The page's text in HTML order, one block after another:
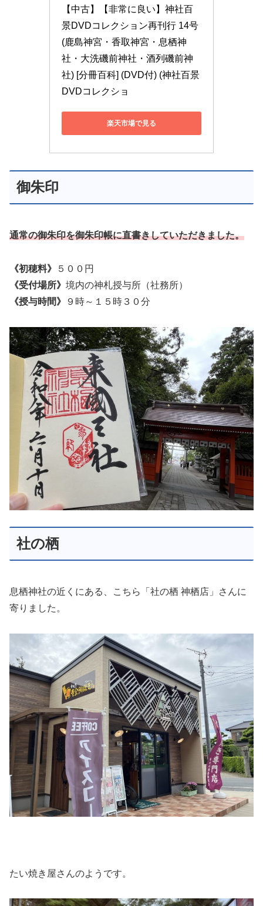
【中古】【非常に良い】神社百
景DVDコレクション再刊行 14号
(鹿島神宮・香取神宮・息栖神
社・大洗磯前神社・酒列磯前神
社) [分冊百科] (DVD付) (神社百景
DVDコレクショ
楽天市場で見る
御朱印
通常の御朱印を御朱印帳に直書きしていただきました。
《初穂料》
５００円
《受付場所》 境内の神札授与所（社務所）
《授与時間》
９時～１５時３０分
社の栖
息栖神社の近くにある、こちら「社の栖 神栖店」さんに
寄りました。
たい焼き屋さんのようです。